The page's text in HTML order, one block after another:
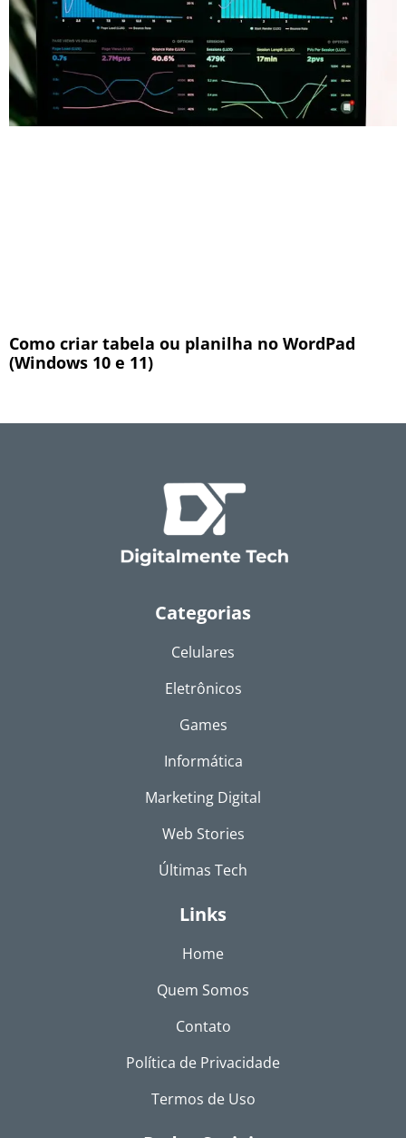
Como criar tabela ou planilha no WordPad
(Windows 10 e 11)
Categorias
Celulares
Eletrônicos
Games
Informática
Marketing Digital
Web Stories
Últimas Tech
Links
Home
Quem Somos
Contato
Política de Privacidade
Termos de Uso